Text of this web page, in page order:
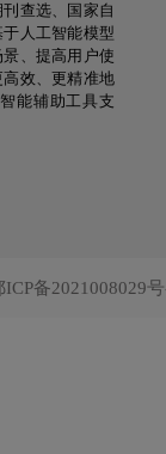
查选、国家自
人工智能模型
、提高用户使
效、更精准地
能辅助工具支
ICP备2021008029